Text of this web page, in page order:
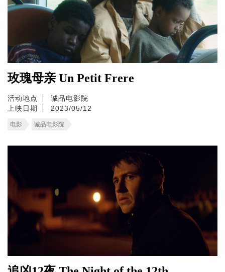
玫瑰母亲 Un Petit Frere
活动地点
诚品电影院
上映日期
2023/05/12
电影 诚品电影院